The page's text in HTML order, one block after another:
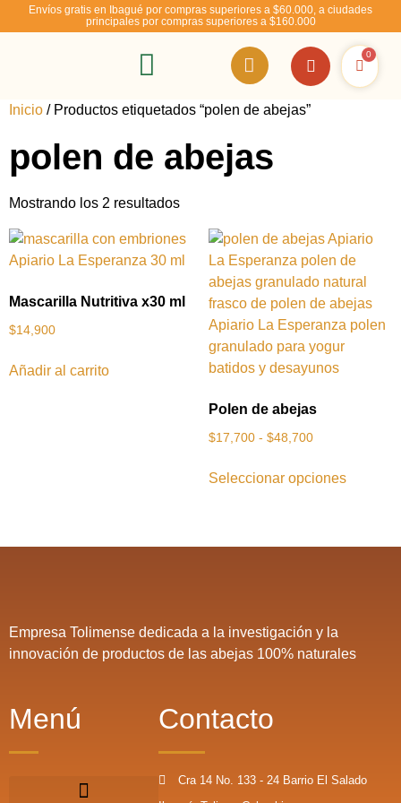
Envíos gratis en Ibagué por compras superiores a $60.000, a ciudades
principales por compras superiores a $160.000
0
Inicio / Productos etiquetados “polen de abejas”
polen de abejas
Mostrando los 2 resultados
Mascarilla Nutritiva x30 ml
$14,900
Añadir al carrito
Polen de abejas
$17,700 - $48,700
Seleccionar opciones
Empresa Tolimense dedicada a la investigación y la
innovación de productos de las abejas 100% naturales
Menú Contacto
Cra 14 No. 133 - 24 Barrio El Salado